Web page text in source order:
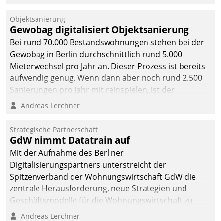
Objektsanierung
Gewobag digitalisiert Objektsanierung
Bei rund 70.000 Bestandswohnungen stehen bei der
Gewobag in Berlin durchschnittlich rund 5.000
Mieterwechsel pro Jahr an. Dieser Prozess ist bereits
aufwendig genug. Wenn dann aber noch rund 2.500
Sanierungen pro Jahr mit reinspielen, ist der
Betreuungs- und Organisationsaufwand immens. Im
kommunale Wohnungsbauunternehmen daher
gemeinsam mit der Berliner Datatrain GmbH den
Teilprozess der Objektsanierung digitalisiert.
Andreas Lerchner
Strategische Partnerschaft
GdW nimmt Datatrain auf
Mit der Aufnahme des Berliner
Digitalisierungspartners unterstreicht der
Spitzenverband der Wohnungswirtschaft GdW die
zentrale Herausforderung, neue Strategien und
Geschäftsmodelle für die Wohnungswirtschaft zu
entwickeln.
Andreas Lerchner